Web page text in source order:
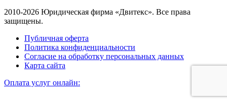
2010-2026 Юридическая фирма «Двитекс». Все права
защищены.
Публичная оферта
Политика конфиденциальности
Согласие на обработку персональных данных
Карта сайта
Оплата услуг онлайн: